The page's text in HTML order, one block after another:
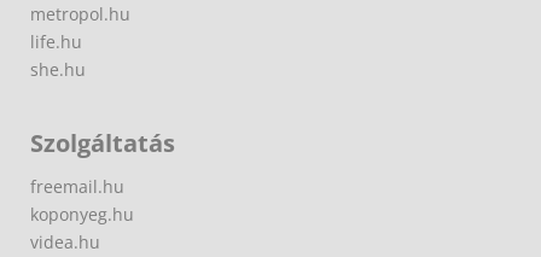
metropol.hu
life.hu
she.hu
Szolgáltatás
freemail.hu
koponyeg.hu
videa.hu